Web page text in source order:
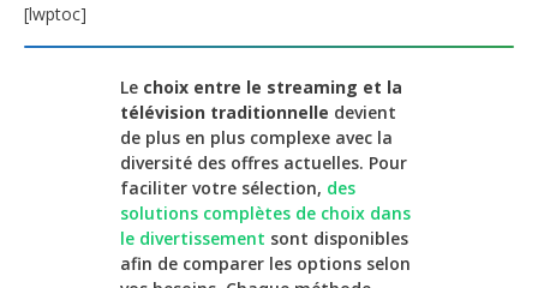
[lwptoc]
Le choix entre le streaming et la
télévision traditionnelle devient
de plus en plus complexe avec la
diversité des offres actuelles. Pour
faciliter votre sélection, des
solutions complètes de choix dans
le divertissement sont disponibles
afin de comparer les options selon